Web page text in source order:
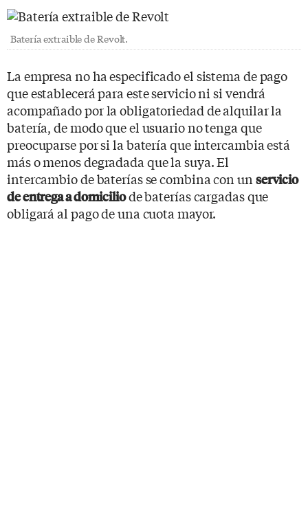
Batería extraible de Revolt.
La empresa no ha especificado el sistema de pago
que establecerá para este servicio ni si vendrá
acompañado por la obligatoriedad de alquilar la
batería, de modo que el usuario no tenga que
preocuparse por si la batería que intercambia está
más o menos degradada que la suya. El
intercambio de baterías se combina con un servicio
de entrega a domiciliode baterías cargadas que
obligará al pago de una cuota mayor.